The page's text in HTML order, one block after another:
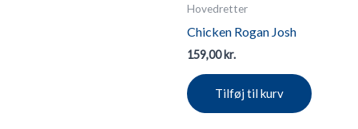
Hovedretter
Chicken Rogan Josh
159,00kr.
Tilføj til kurv